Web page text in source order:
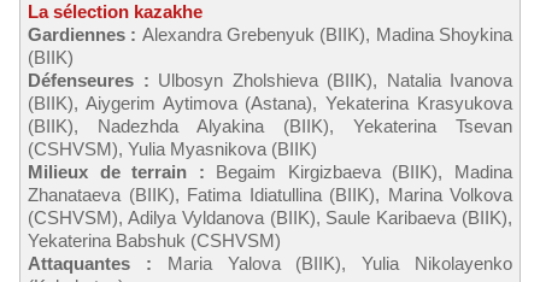
La sélection kazakhe
Gardiennes : Alexandra Grebenyuk (BIІK), Madina Shoykina
(BIIK)
Défenseures : Ulbosyn Zholshieva (BIІK), Natalia Ivanova
(BIІK), Aiygerіm Aytіmova (Astana), Yekaterina Krasyukova
(BIІK), Nadezhda Alyakina (BIІK), Yekaterina Tsevan
(CSHVSM), Yulia Myasnikova (BIІK)
Milieux de terrain : Begaim Kirgizbaeva (BIІK), Madina
Zhanataeva (BIІK), Fatima Idiatullina (BIІK), Marina Volkova
(CSHVSM), Adilya Vyldanova (BIІK), Saule Karіbaeva (BIІK),
Yekaterina Babshuk (CSHVSM)
Attaquantes : Maria Yalova (BIІK), Yulia Nikolayenko